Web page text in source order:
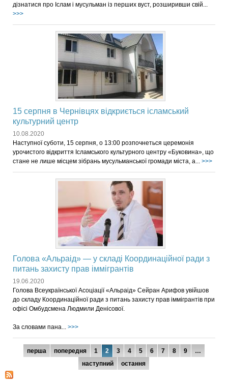
дізнатися про Іслам і мусульман із перших вуст, розширивши свій...
>>>
15 серпня в Чернівцях відкриється ісламський
культурний центр
10.08.2020
Наступної суботи, 15 серпня, о 13:00 розпочнеться церемонія
урочистого відкриття Ісламського культурного центру «Буковина», що
стане не лише місцем зібрань мусульманської громади міста, а... >>>
Голова «Альраід» — у складі Координаційної ради з
питань захисту прав іммігрантів
19.06.2020
Голова Всеукраїнської Асоціації «Альраід» Сейран Арифов увійшов
до складу Координаційної ради з питань захисту прав іммігрантів при
офісі Омбудсмена Людмили Денісової.
За словами пана... >>>
Сторінки
перша попередня 1 2 3 4 5 6 7 8 9
…
наступний
остання